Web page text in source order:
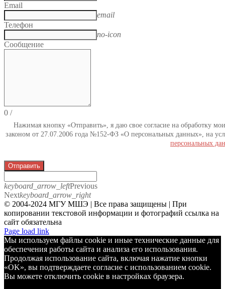
Email
email
Телефон
no-icon
Сообщение
0 /
Нажимая кнопку «Отправить», я даю свое согласие на обработку
законом от 27.07.2006 года №152-ФЗ «О персональных данных», на
персональных
Отправить
keyboard_arrow_leftPrevious
Nextkeyboard_arrow_right
© 2004-2024 МГУ МШЭ | Все права защищены | При
копировании текстовой информации и фотографий ссылка на
сайт обязательна
Telegram
Page load link
Мы используем файлы cookie и иные технические данные для
обеспечения работы сайта и анализа его использования.
Продолжая использование сайта, включая нажатие кнопки
«OK», вы подтверждаете согласие с использованием cookie.
Вы можете отключить cookie в настройках браузера.